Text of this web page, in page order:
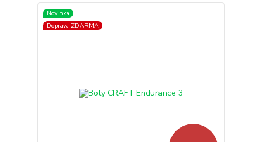
Novinka
Doprava ZDARMA